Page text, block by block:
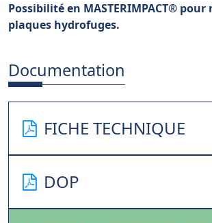
Possibilité en MASTERIMPACT® pour
plaques hydrofuges.
Documentation
FICHE TECHNIQUE
DOP